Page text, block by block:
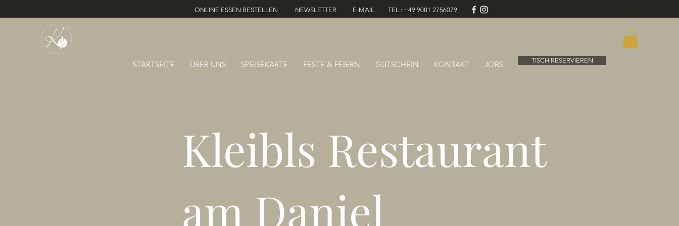
ONLINE ESSEN BESTELLEN NEWSLETTER E-MAIL TEL.: +49 9081 2756079
STARTSEITE ÜBER UNS SPEISEKARTE FESTE & FEIERN GUTSCHEIN KONTAKT JOBS TISCH RESERVIEREN
Kleibls Restaurant
am Daniel